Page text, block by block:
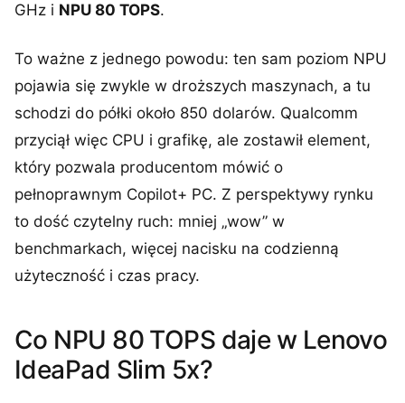
GHz i NPU 80 TOPS.
To ważne z jednego powodu: ten sam poziom NPU
pojawia się zwykle w droższych maszynach, a tu
schodzi do półki około 850 dolarów. Qualcomm
przyciął więc CPU i grafikę, ale zostawił element,
który pozwala producentom mówić o
pełnoprawnym Copilot+ PC. Z perspektywy rynku
to dość czytelny ruch: mniej „wow” w
benchmarkach, więcej nacisku na codzienną
użyteczność i czas pracy.
Co NPU 80 TOPS daje w Lenovo
IdeaPad Slim 5x?